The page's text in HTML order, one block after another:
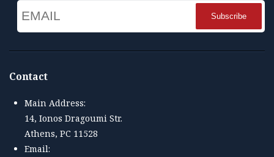
Name
Contact
Main Address:
14, Ionos Dragoumi Str.
Athens, PC 11528
Email: